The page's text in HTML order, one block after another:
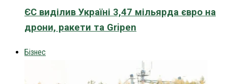
ЄС виділив Україні 3,47 мільярда євро на
дрони, ракети та Gripen
Бізнес